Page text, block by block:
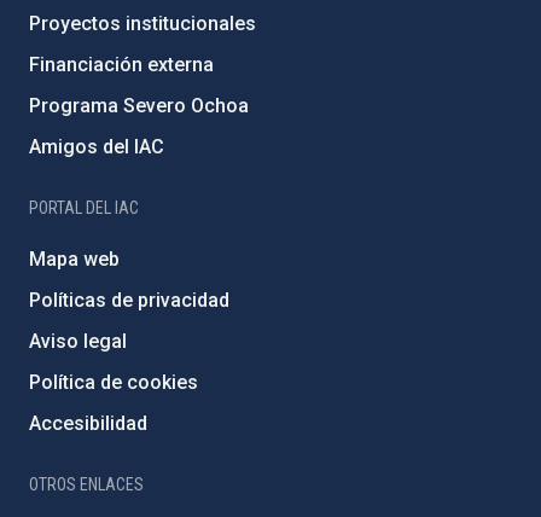
Proyectos institucionales
Financiación externa
Programa Severo Ochoa
Amigos del IAC
PORTAL DEL IAC
Mapa web
Políticas de privacidad
Aviso legal
Política de cookies
Accesibilidad
OTROS ENLACES